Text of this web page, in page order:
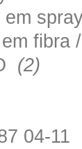
em
(2)
04-11